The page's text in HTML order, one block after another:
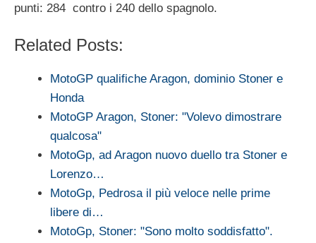
punti: 284 contro i 240 dello spagnolo.
Related Posts:
MotoGP qualifiche Aragon, dominio Stoner e
Honda
MotoGP Aragon, Stoner: "Volevo dimostrare
qualcosa"
MotoGp, ad Aragon nuovo duello tra Stoner e
Lorenzo…
MotoGp, Pedrosa il più veloce nelle prime
libere di…
MotoGp, Stoner: "Sono molto soddisfatto".